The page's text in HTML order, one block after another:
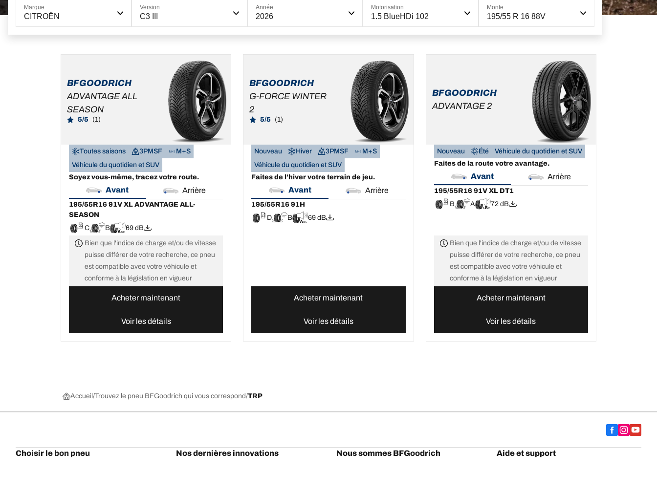
Marque
CITROËN
Version
C3 III
Année
2026
Motorisation
1.5 BlueHDi 102
Monte
195/55 R 16 88V
BFGOODRICH
ADVANTAGE ALL
SEASON
5/5 (1)
Toutes saisons 3PMSF
M+S
Véhicule du quotidien et SUV
Soyez vous-même, tracez votre route.
Avant Arrière
195/55R16 91V XL ADVANTAGE ALL-
SEASON
C
B 69 dB
SEASON
C
B 69 dB
Bien que l'indice de charge et/ou de vitesse
puisse différer de votre recherche, ce pneu
est compatible avec votre véhicule et
conforme à la législation en vigueur
Acheter maintenant
Voir les détails
BFGOODRICH
G-FORCE WINTER
2
5/5 (1)
Nouveau Hiver 3PMSF
M+S
Véhicule du quotidien et SUV
Faites de l’hiver votre terrain de jeu.
Avant Arrière
195/55R16 91H
D
B 69 dB
Acheter maintenant
Voir les détails
BFGOODRICH
ADVANTAGE 2
Nouveau Été
Véhicule du quotidien et SUV
Faites de la route votre avantage.
Avant Arrière
195/55R16 91V XL DT1
B
A 72 dB
Bien que l'indice de charge et/ou de vitesse
puisse différer de votre recherche, ce pneu
est compatible avec votre véhicule et
conforme à la législation en vigueur
Acheter maintenant
Voir les détails
Accueil Trouvez le pneu BFGoodrich qui vous correspond TRP
Choisir le bon pneu Nos dernières innovations Nous sommes BFGoodrich Aide et support